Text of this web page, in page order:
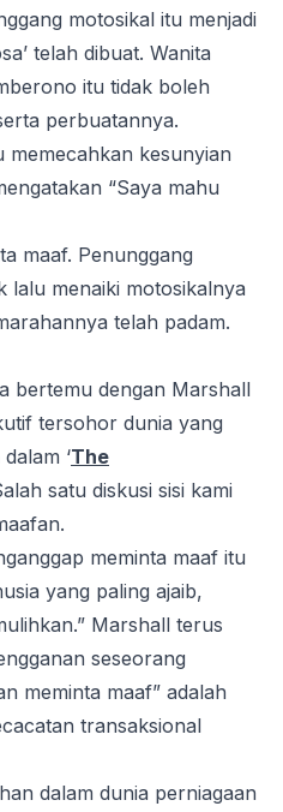
motosikal itu menjadi
telah dibuat. Wanita
itu tidak boleh
perbuatannya.
memecahkan kesunyian
“Saya mahu
maaf. Penunggang
lalu menaiki motosikalnya
telah padam.
bertemu dengan Marshall
tersohor dunia yang
‘The
satu diskusi sisi kami
meminta maaf itu
yang paling ajaib,
Marshall terus
seseorang
meminta maaf” adalah
transaksional
dalam dunia perniagaan